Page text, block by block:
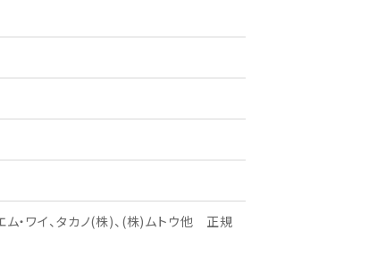
・ワイ、タカノ(株)、(株)ムトウ他 正規